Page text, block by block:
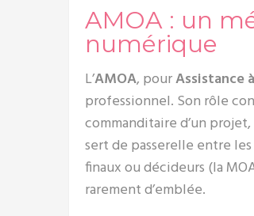
AMOA : un
numérique
L’AMOA, pourAssistance
professionnel. Son rôle
commanditaire d’un
sert de passerelle entre
finaux ou décideurs (la
rarement d’emblée.